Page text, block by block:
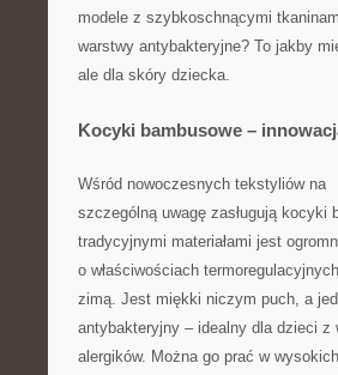
modele z szybkoschnącymi
warstwy antybakteryjne? To jakby
ale dla skóry dziecka.
Kocyki bambusowe –
Wśród nowoczesnych tekstyliów na
szczególną uwagę zasługują kocyki
tradycyjnymi materiałami jest
o właściwościach
zimą. Jest miękki niczym puch, a
antybakteryjny – idealny dla dzieci z
alergików. Można go prać w